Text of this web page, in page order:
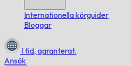
Internationella körguider
Bloggar
I tid, garanterat.
Ansök